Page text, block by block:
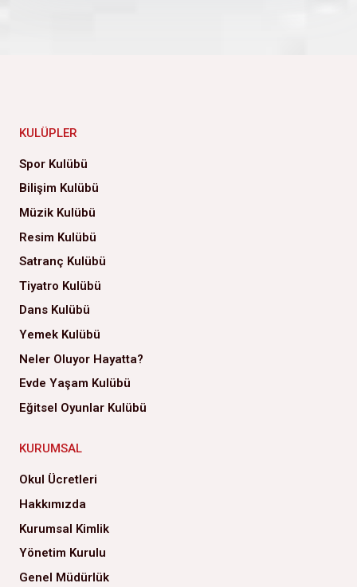
KULÜPLER
Spor Kulübü
Bilişim Kulübü
Müzik Kulübü
Resim Kulübü
Satranç Kulübü
Tiyatro Kulübü
Dans Kulübü
Yemek Kulübü
Neler Oluyor Hayatta?
Evde Yaşam Kulübü
Eğitsel Oyunlar Kulübü
KURUMSAL
Okul Ücretleri
Hakkımızda
Kurumsal Kimlik
Yönetim Kurulu
Genel Müdürlük